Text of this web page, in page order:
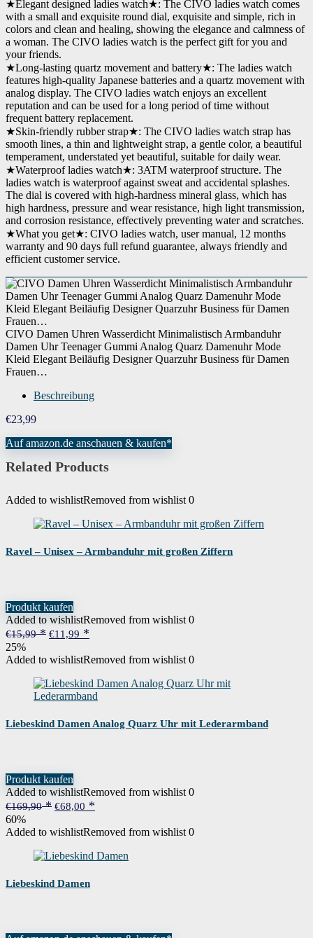
Wasserdichtigkeitszertifizierung
Garantie
Wenn dieses Produkt von Amazon verkauft wird, findest du die
Produkt von einer anderen Partei verkauft wird, wende dich bitte
direkt an den Verkäufer, um Garantieinformationen für dieses
Produkt zu erhalten. Möglicherweise findest du auch
Garantieinformationen auf der Webseite des Herstellers.
★Elegant designed ladies watch★: The CIVO ladies watch comes
with a small and exquisite round dial, exquisite and simple, rich in
colors and clean and healing, showing the elegance and calmness of
a woman. The CIVO ladies watch is the perfect gift for you and
your friends.
★Long-lasting quartz movement and battery★: The ladies watch
features high-quality Japanese batteries and a quartz movement with
analog display. The CIVO ladies watch enjoys an excellent
reputation and can be used for a long period of time without
frequent battery replacement.
★Skin-friendly rubber strap★: The CIVO ladies watch strap has
smooth lines, a thin and lightweight strap, a gentle color, a beautiful
temperament, understated yet beautiful, suitable for daily wear.
★Waterproof ladies watch★: 3ATM waterproof structure. The
ladies watch is waterproof against sweat and accidental splashes.
The dial is covered with high-hardness mineral glass, which has
high hardness, pressure and wear resistance, high light transmission,
and corrosion resistance, effectively preventing water and scratches.
★What you get★: CIVO ladies watch, user manual, 12 months
warranty and 90 days full refund guarantee, always friendly and
efficient customer service.
CIVO Damen Uhren Wasserdicht Minimalistisch Armbanduhr
Damen Uhr Teenager Gummi Analog Quarz Damenuhr Mode
Kleid Elegant Beiläufig Designer Quarzuhr Business für Damen
Frauen…
Beschreibung
€23,99
Auf amazon.de anschauen & kaufen*
Related Products
Added to wishlistRemoved from wishlist 0
Ravel – Unisex – Armbanduhr mit großen Ziffern
Produkt kaufen
Added to wishlistRemoved from wishlist 0
€15,99
Ursprünglicher
war:
€15,99
€11,99
ist:
€11,99.
25%
Added to wishlistRemoved from wishlist 0
Liebeskind Damen Analog Quarz Uhr mit Lederarmband
Produkt kaufen
Added to wishlistRemoved from wishlist 0
€169,90
Ursprünglicher
war:
€169,90
€68,00
€68,00.
60%
Added to wishlistRemoved from wishlist 0
Liebeskind Damen